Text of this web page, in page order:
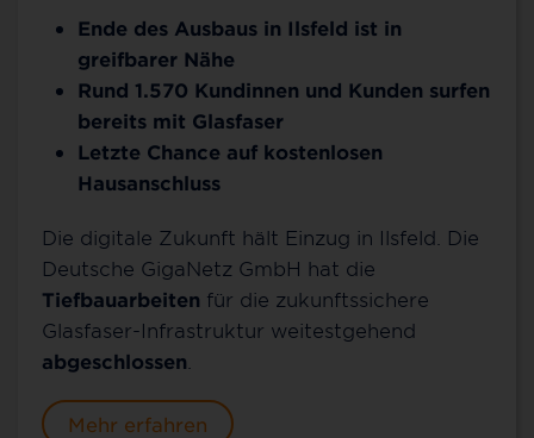
Ende des Ausbaus in Ilsfeld ist in
greifbarer Nähe
Rund 1.570 Kundinnen und Kunden surfen
bereits mit Glasfaser
Letzte Chance auf kostenlosen
Hausanschluss
Die digitale Zukunft hält Einzug in Ilsfeld. Die
Deutsche GigaNetz GmbH hat die
Tiefbauarbeiten für die zukunftssichere
Glasfaser-Infrastruktur weitestgehend
abgeschlossen
Mehr erfahren